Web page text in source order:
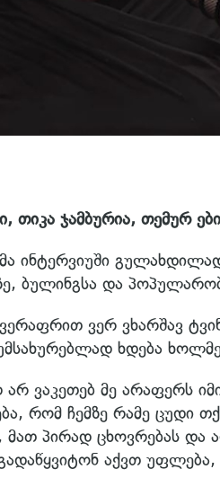
თიკა ჯამბურია, თემურ
ინტერვიუში
ბულინგსა და
ვერ ვხარშავ
ხდება
ვაკეთებ მე არაფერს
რომ ჩემზე რამე ცუდი
მათ პირად ცხოვრებას და
აქვთ უფლება,